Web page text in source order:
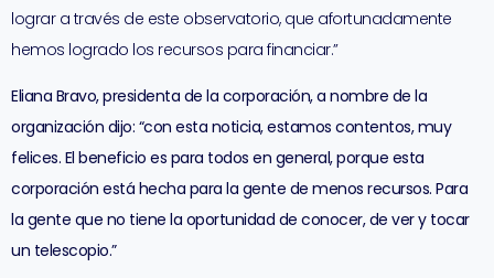
lograr a través de este observatorio, que afortunadamente
hemos logrado los recursos para financiar.”
Eliana Bravo, presidenta de la corporación, a nombre de la
organización dijo: “con esta noticia, estamos contentos, muy
felices. El beneficio es para todos en general, porque esta
corporación está hecha para la gente de menos recursos. Para
la gente que no tiene la oportunidad de conocer, de ver y tocar
un telescopio.”